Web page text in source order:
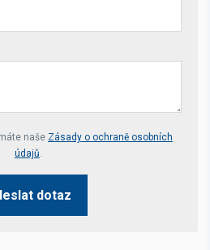
naše Zásady o ochraně osobních
údajů.
dotaz